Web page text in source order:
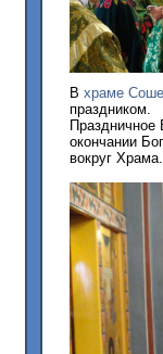
В храме
праздником.
Праздничное
окончании
вокруг Храма.